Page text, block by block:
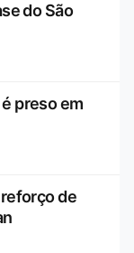
do São
preso em
de